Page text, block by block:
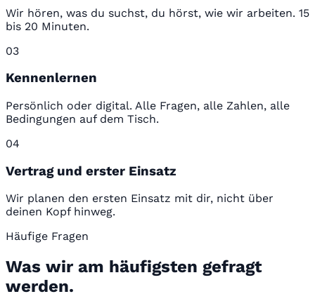
Wir hören, was du suchst, du hörst, wie wir arbeiten. 15
bis 20 Minuten.
03
Kennenlernen
Persönlich oder digital. Alle Fragen, alle Zahlen, alle
Bedingungen auf dem Tisch.
04
Vertrag und erster Einsatz
Wir planen den ersten Einsatz mit dir, nicht über
deinen Kopf hinweg.
Häufige Fragen
Was wir am häufigsten gefragt
werden.